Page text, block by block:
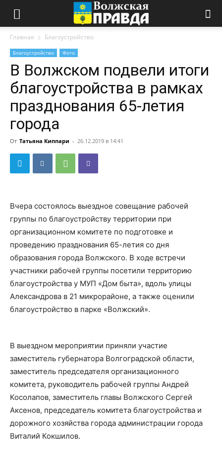
Главная Благоустройство
Благоустройство Фото
В Волжском подвели итоги
благоустройства в рамках
празднования 65-летия
города
От Татьяна Киппари - 26.12.2019 в 14:41
Вчера состоялось выездное совещание рабочей
группы по благоустройству территории при
организационном комитете по подготовке и
проведению празднования 65-летия со дня
образования города Волжского. В ходе встречи
участники рабочей группы посетили территорию
благоустройства у МУП «Дом быта», вдоль улицы
Александрова в 21 микрорайоне, а также оценили
благоустройство в парке «Волжский».
В выездном мероприятии приняли участие
заместитель губернатора Волгоградской области,
заместитель председателя организационного
комитета, руководитель рабочей группы Андрей
Косолапов, заместитель главы Волжского Сергей
Аксенов, председатель комитета благоустройства и
дорожного хозяйства города администрации города
Виталий Кокшилов.